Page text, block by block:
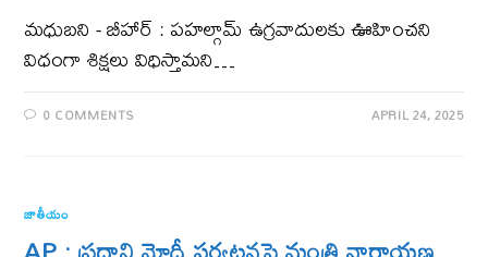
మ‌ధుబ‌ని - బీహార్ : పహల్గామ్ ఉగ్రవాదులకు ఊహించని
విధంగా శిక్షలు విధిస్తామని…
0 COMMENTS APRIL 24, 2025
జాతీయం